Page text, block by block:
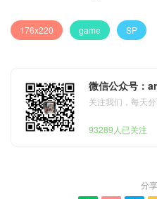
176x220 game SP
微信公众号：
关注我们，每天
93289人已关注
分